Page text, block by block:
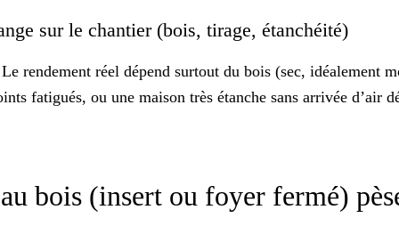
sur le chantier (bois, tirage, étanchéité)
rendement réel dépend surtout du bois (sec, idéalement
fatigués, ou une maison très étanche sans arrivée d’air
bois (insert ou foyer fermé)